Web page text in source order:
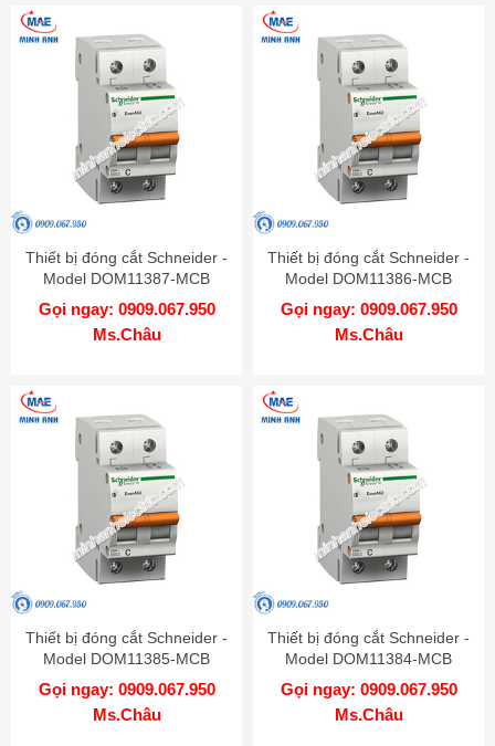
Thiết bị đóng cắt Schneider -
Model DOM11387-MCB
Gọi ngay: 0909.067.950
Ms.Châu
Thiết bị đóng cắt Schneider -
Model DOM11386-MCB
Gọi ngay: 0909.067.950
Ms.Châu
Thiết bị đóng cắt Schneider -
Model DOM11385-MCB
Gọi ngay: 0909.067.950
Ms.Châu
Thiết bị đóng cắt Schneider -
Model DOM11384-MCB
Gọi ngay: 0909.067.950
Ms.Châu